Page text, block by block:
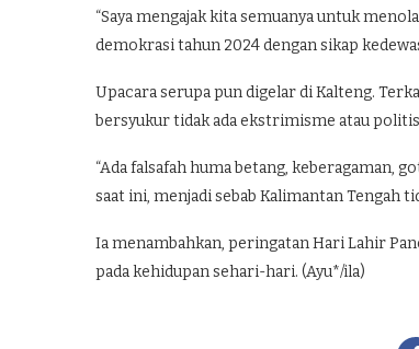
“Saya mengajak kita semuanya untuk
demokrasi tahun 2024 dengan sikap
Upacara serupa pun digelar di Kalteng.
bersyukur tidak ada ekstrimisme atau
“Ada falsafah huma betang, keberagaman,
saat ini, menjadi sebab Kalimantan Tengah
Ia menambahkan, peringatan Hari Lahir
pada kehidupan sehari-hari. (Ayu*/ila)